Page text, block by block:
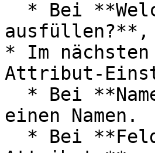
* Im
Attribut-
einen Namen.